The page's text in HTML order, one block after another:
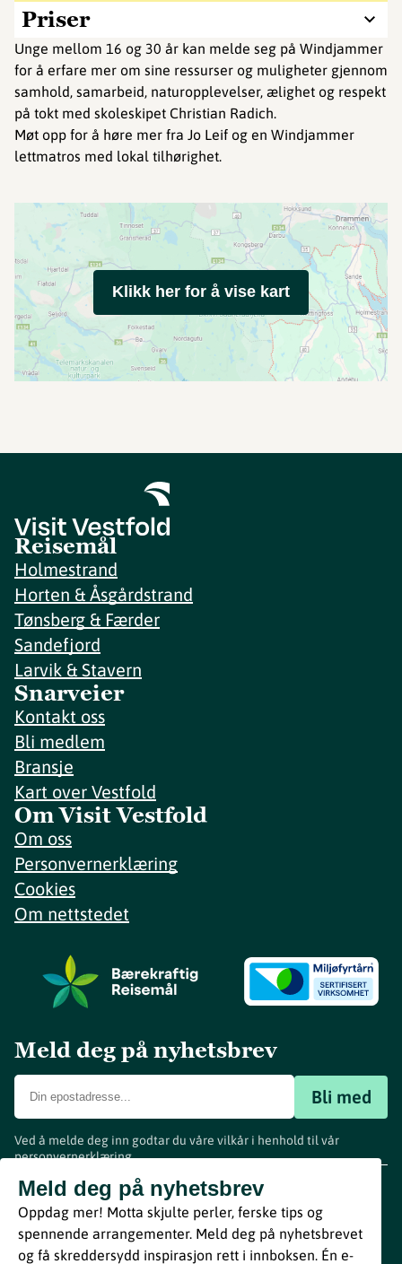
Priser
Unge mellom 16 og 30 år kan melde seg på Windjammer
for å erfare mer om sine ressurser og muligheter gjennom
samhold, samarbeid, naturopplevelser, ælighet og respekt
på tokt med skoleskipet Christian Radich.
Møt opp for å høre mer fra Jo Leif og en Windjammer
lettmatros med lokal tilhørighet.
Klikk her for å vise kart
Reisemål
Holmestrand
Horten & Åsgårdstrand
Tønsberg & Færder
Sandefjord
Larvik & Stavern
Snarveier
Kontakt oss
Bli medlem
Bransje
Kart over Vestfold
Om Visit Vestfold
Om oss
Personvernerklæring
Cookies
Om nettstedet
Meld deg på nyhetsbrev
Bli med
Ved å melde deg inn godtar du våre vilkår i henhold til vår
personvernerklæring.
Meld deg på nyhetsbrev
Oppdag mer! Motta skjulte perler, ferske tips og
spennende arrangementer. Meld deg på nyhetsbrevet
og få skreddersydd inspirasjon rett i innboksen. Én e-
www.visitvestfold.com
Turistinformasjon
Vestfold Fylkeskommune
ByBreakfast